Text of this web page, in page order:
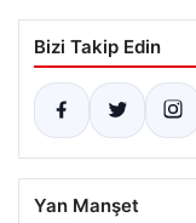
Bizi Takip Edin
Yan Manşet